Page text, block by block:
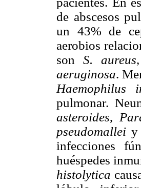
de abscesos
un 43% de
aerobios
son S. aureus,
aeruginosa.
Haemophilus
pulmonar.
asteroides,
pseudomalleiy
infecciones
huéspedes
histolytica